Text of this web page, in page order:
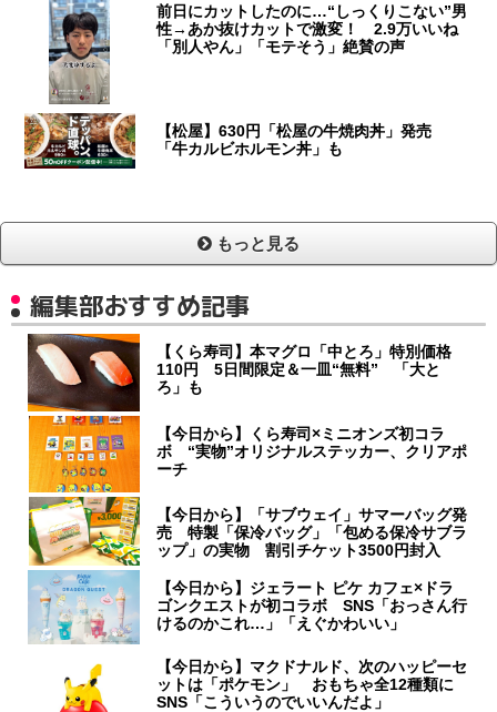
前日にカットしたのに…“しっくりこない”男
性→あか抜けカットで激変！ 2.9万いいね
「別人やん」「モテそう」絶賛の声
【松屋】630円「松屋の牛焼肉丼」発売
「牛カルビホルモン丼」も
もっと見る
編集部おすすめ記事
【くら寿司】本マグロ「中とろ」特別価格
110円 5日間限定＆一皿“無料” 「大と
ろ」も
【今日から】くら寿司×ミニオンズ初コラ
ボ “実物”オリジナルステッカー、クリアポ
ーチ
【今日から】「サブウェイ」サマーバッグ発
売 特製「保冷バッグ」「包める保冷サブラ
ップ」の実物 割引チケット3500円封入
【今日から】ジェラート ピケ カフェ×ドラ
ゴンクエストが初コラボ SNS「おっさん行
けるのかこれ…」「えぐかわいい」
【今日から】マクドナルド、次のハッピーセ
ットは「ポケモン」 おもちゃ全12種類に
SNS「こういうのでいいんだよ」